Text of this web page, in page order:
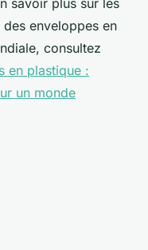
enveloppes en
consultez
en plastique :
un monde